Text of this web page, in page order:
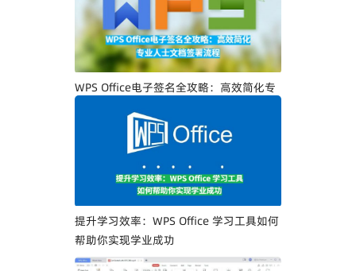
WPS Office电子签名全攻略：高效简化专
提升学习效率：WPS Office 学习工具如何
帮助你实现学业成功